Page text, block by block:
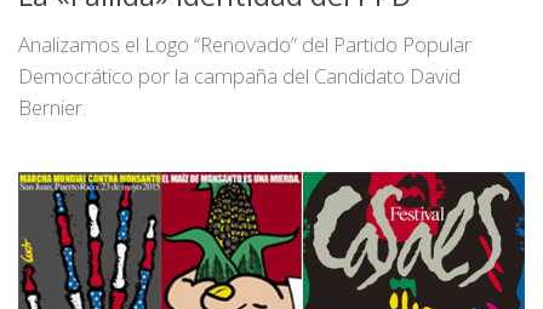
Analizamos el Logo “Renovado” del Partido Popular
Democrático por la campaña del Candidato David
Bernier.